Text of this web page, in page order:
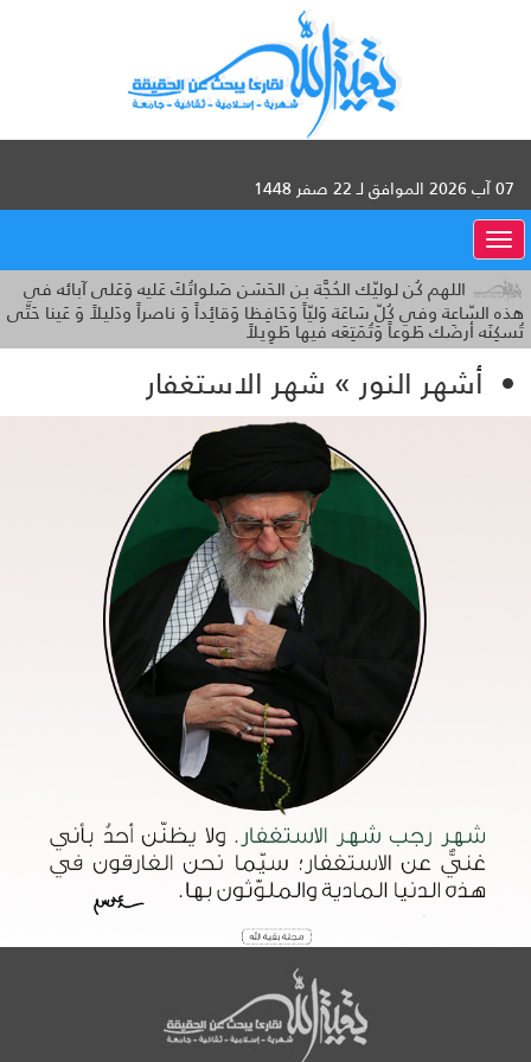
07 آب 2026 الموافق لـ 22 صفر 1448
القائمة
اللهم كُن لوليّك الحُجَّة بن الحَسَن صَلواتُكَ عَليه وَعَلى آبائه في
هذه السّاعة وفي كُلّ سَاعَة وَليّاً وَحَافِظا وَقائِداً وَ ناصراً ودَليلاً وَ عَينا حَتّى
تُسكِنَه أرضَك طَوعاً وَتُمَتِعَه فيها طَوِيلاً
أشهر النور » شهر الاستغفار